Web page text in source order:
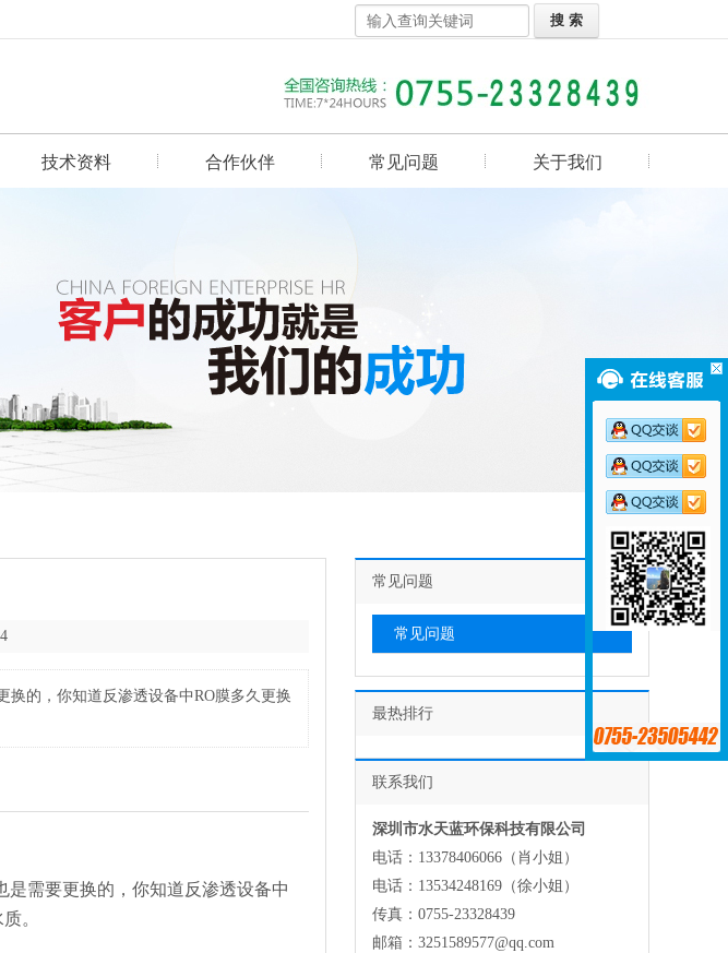
技术资料 合作伙伴 常见问题 关于我们
的，你知道反渗透设备中RO膜多久更换
需要更换的，你知道反渗透设备中
。
常见问题
常见问题
最热排行
联系我们
深圳市水天蓝环保科技有限公司
电话：13378406066（肖小姐）
电话：13534248169（徐小姐）
传真：0755-23328439
邮箱：3251589577@qq.com